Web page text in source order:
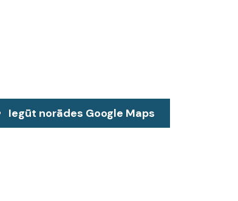
Iegūt norādes Google Maps